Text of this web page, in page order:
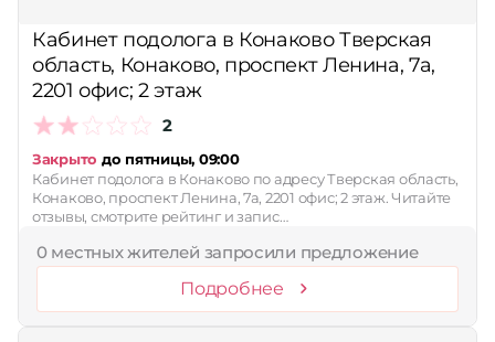
Кабинет подолога в Конаково Тверская
область, Конаково, проспект Ленина, 7а,
2201 офис; 2 этаж
2
Закрыто до пятницы, 09:00
Кабинет подолога в Конаково по адресу Тверская область,
Конаково, проспект Ленина, 7а, 2201 офис; 2 этаж. Читайте
отзывы, смотрите рейтинг и запис…
0 местных жителей запросили предложение
Подробнее